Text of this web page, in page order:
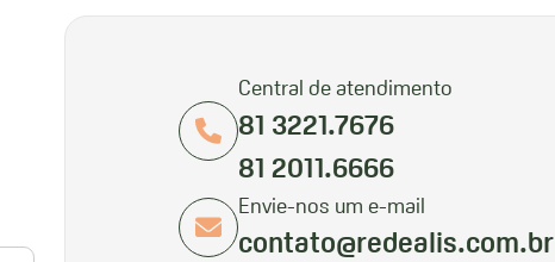
Central de atendimento
81 3221.7676
81 2011.6666
Envie-nos um e-mail
contato@redealis.com.br